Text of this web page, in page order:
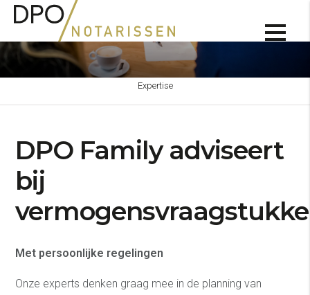
Expertise
DPO Family adviseert
bij
Met persoonlijke regelingen
Onze experts denken graag mee in de planning van